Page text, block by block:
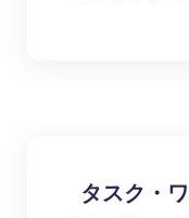
タスク・